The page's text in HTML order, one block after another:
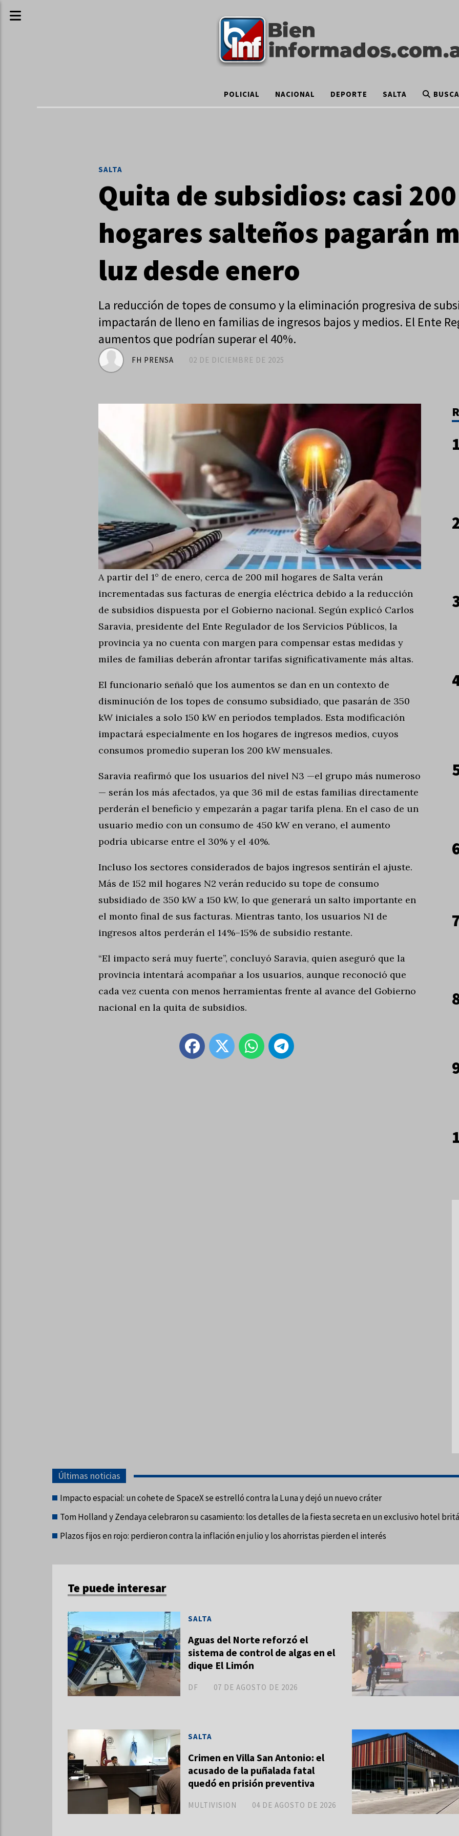
POLICIAL NACIONAL DEPORTE SALTA
Quita de subsidios: casi
hogares salteños pagarán
luz desde enero
La reducción de topes de consumo y la eliminación progresiva de
impactarán de lleno en familias de ingresos bajos y medios. El Ente
aumentos que podrían superar el 40%.
SALTA
02 DE DICIEMBRE DE 2025
FH PRENSA
A partir del 1° de enero, cerca de 200 mil hogares de Salta verán
incrementadas sus facturas de energía eléctrica debido a la reducción
de subsidios dispuesta por el Gobierno nacional. Según explicó Carlos
Saravia, presidente del Ente Regulador de los Servicios Públicos, la
provincia ya no cuenta con margen para compensar estas medidas y
miles de familias deberán afrontar tarifas significativamente más altas.
El funcionario señaló que los aumentos se dan en un contexto de
disminución de los topes de consumo subsidiado, que pasarán de 350
kW iniciales a solo 150 kW en períodos templados. Esta modificación
impactará especialmente en los hogares de ingresos medios, cuyos
consumos promedio superan los 200 kW mensuales.
Saravia reafirmó que los usuarios del nivel N3 —el grupo más numeroso
— serán los más afectados, ya que 36 mil de estas familias directamente
perderán el beneficio y empezarán a pagar tarifa plena. En el caso de un
usuario medio con un consumo de 450 kW en verano, el aumento
podría ubicarse entre el 30% y el 40%.
Incluso los sectores considerados de bajos ingresos sentirán el ajuste.
Más de 152 mil hogares N2 verán reducido su tope de consumo
subsidiado de 350 kW a 150 kW, lo que generará un salto importante en
el monto final de sus facturas. Mientras tanto, los usuarios N1 de
ingresos altos perderán el 14%–15% de subsidio restante.
“El impacto será muy fuerte”, concluyó Saravia, quien aseguró que la
provincia intentará acompañar a los usuarios, aunque reconoció que
cada vez cuenta con menos herramientas frente al avance del Gobierno
nacional en la quita de subsidios.
Últimas noticias
Impacto espacial: un cohete de SpaceX se estrelló contra la Luna y dejó un nuevo cráter
Tom Holland y Zendaya celebraron su casamiento: los detalles de la fiesta secreta en un exclusivo hotel
Plazos fijos en rojo: perdieron contra la inflación en julio y los ahorristas pierden el interés
Te puede interesar
Aguas del Norte reforzó el
sistema de control de algas en el
dique El Limón
DF
SALTA
07 DE AGOSTO DE 2026
Crimen en Villa San Antonio: el
acusado de la puñalada fatal
quedó en prisión preventiva
MULTIVISION
SALTA
04 DE AGOSTO DE 2026